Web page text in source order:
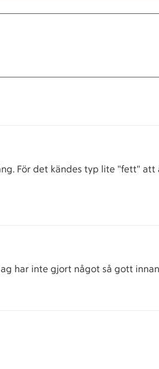
För det kändes typ lite "fett" att
har inte gjort något så gott innan